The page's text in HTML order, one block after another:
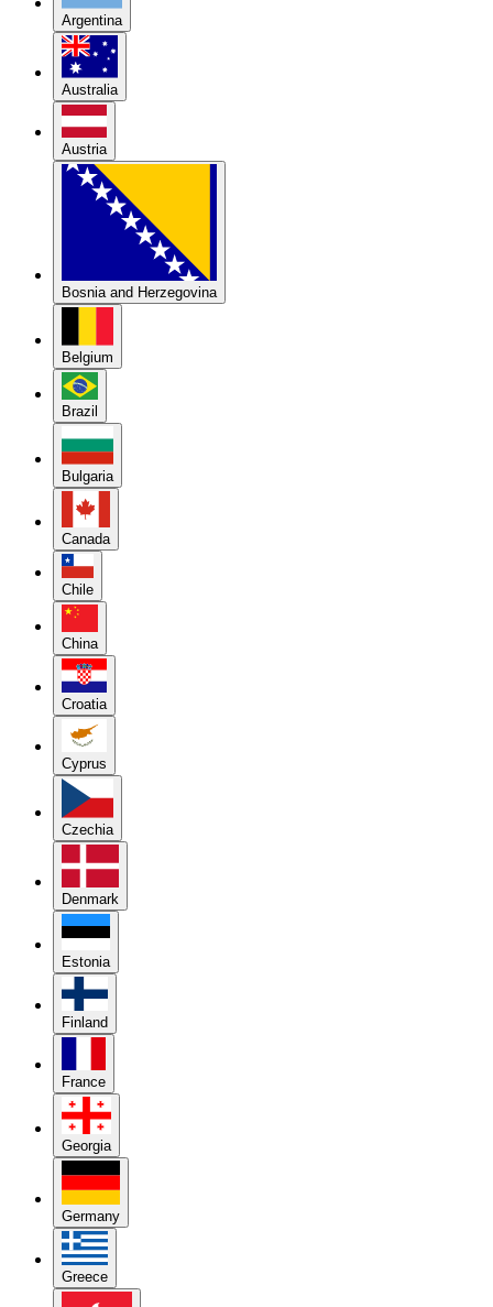
Argentina
Australia
Austria
Bosnia and Herzegovina
Belgium
Brazil
Bulgaria
Canada
Chile
China
Croatia
Cyprus
Czechia
Denmark
Estonia
Finland
France
Georgia
Germany
Greece